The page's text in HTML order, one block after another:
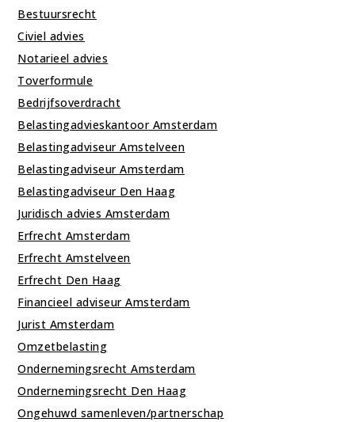
Bestuursrecht
Civiel advies
Notarieel advies
Toverformule
Bedrijfsoverdracht
Belastingadvieskantoor Amsterdam
Belastingadviseur Amstelveen
Belastingadviseur Amsterdam
Belastingadviseur Den Haag
Juridisch advies Amsterdam
Erfrecht Amsterdam
Erfrecht Amstelveen
Erfrecht Den Haag
Financieel adviseur Amsterdam
Jurist Amsterdam
Omzetbelasting
Ondernemingsrecht Amsterdam
Ondernemingsrecht Den Haag
Ongehuwd samenleven/partnerschap